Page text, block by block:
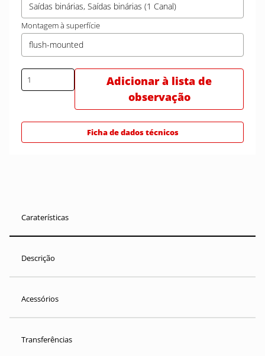
Saídas binárias, Saídas binárias (1 Canal)
Montagem à superfície
flush-mounted
Adicionar à lista de
observação
Ficha de dados técnicos
Caraterísticas
Descrição
Acessórios
Transferências